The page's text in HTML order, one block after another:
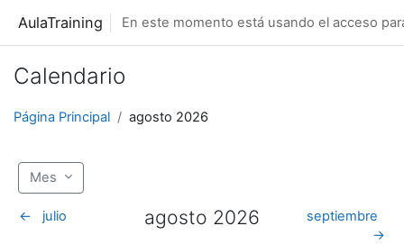
AulaTraining En este momento está usando el acceso
Calendario
Página Principal agosto 2026
Mes
← julio agosto 2026
septiembre
→